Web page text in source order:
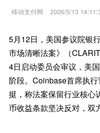
移动支付网 2026/5/13
5月12日，美国参议院银
市场清晰法案》（
4日启动委员会审议，美
阶段。Coinbase首席执
挺，称法案保留行业核心
币收益条款坚决反对，双